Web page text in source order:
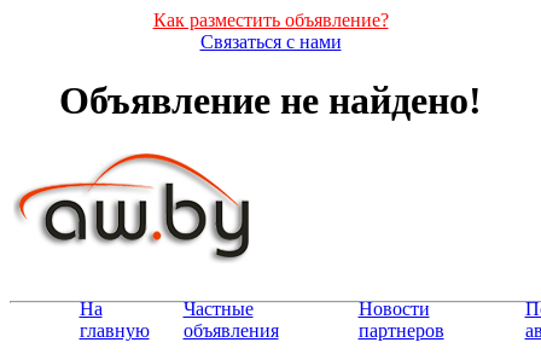
Как разместить объявление?
Связаться с нами
Объявление не найдено!
На
главную
Частные
объявления
Новости
партнеров